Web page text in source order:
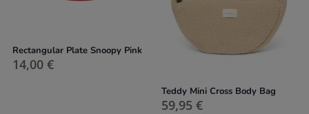
Rectangular Plate Snoopy Pink
14,00 €
Teddy Mini Cross Body Bag
59,95 €